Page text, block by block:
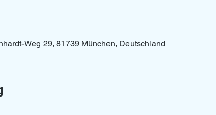
Weg 29, 81739 München, Deutschland